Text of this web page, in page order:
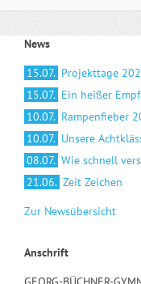
News
15.07. Projekttage
15.07. Ein heißer
10.07. Rampenfieber
10.07. Unsere
08.07. Wie schnell
21.06. Zeit Zeichen
Zur Newsübersicht
Anschrift